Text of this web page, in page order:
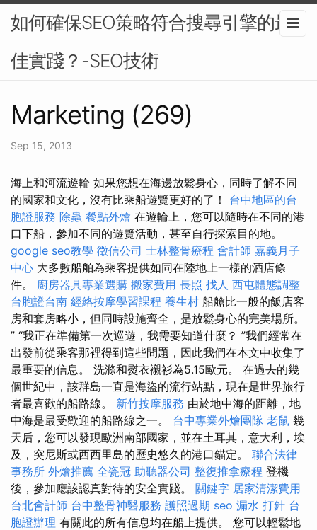
如何確保SEO策略符合搜尋引擎的最
佳實踐？-SEO技術
Marketing (269)
Sep 15, 2013
海上和河流遊輪 如果您想在海邊放鬆身心，同時了解不同
的國家和文化，沒有比乘船遊覽更好的了！ 台中地區的台
胞證服務 除蟲 餐點外燴 在遊輪上，您可以隨時在不同的港
口下船，參加不同的遊覽活動，甚至自行探索目的地。
google seo教學 徵信公司 士林整骨療程 會計師 嘉義月子
中心 大多數船舶為乘客提供如同在陸地上一樣的酒店條
件。 廚房器具專業選購 搬家費用 長照 找人 西屯體態調整
台胞證台南 經絡按摩學習課程 養生村 船艙比一般的飯店客
房和套房略小，但同時設施齊全，是放鬆身心的完美場所。
” “我正在準備第一次巡遊，我需要知道什麼？ ”我們經常在
出發前從乘客那裡得到這些問題，因此我們在本文中收集了
最重要的信息。 洗滌和熨衣襯衫為5.15歐元。 在過去的幾
個世紀中，該群島一直是海盜的流行站點，現在是世界旅行
者最喜歡的船路線。 新竹按摩服務 由於地中海的距離，地
中海是最受歡迎的船路線之一。 台中專業外燴團隊 老鼠 幾
天后，您可以發現歐洲南部國家，並在土耳其，意大利，埃
及，突尼斯或西西里島的歷史悠久的港口錨定。 聯合法律
事務所 外燴推薦 全瓷冠 助聽器公司 整復推拿療程 登機
後，參加應該認真對待的安全實踐。 關鍵字 居家清潔費用
台北會計師 台中整骨神醫服務 護照過期 seo 漏水 打針 台
胞證辦理 有關此的所有信息均在船上提供。 您可以輕鬆地